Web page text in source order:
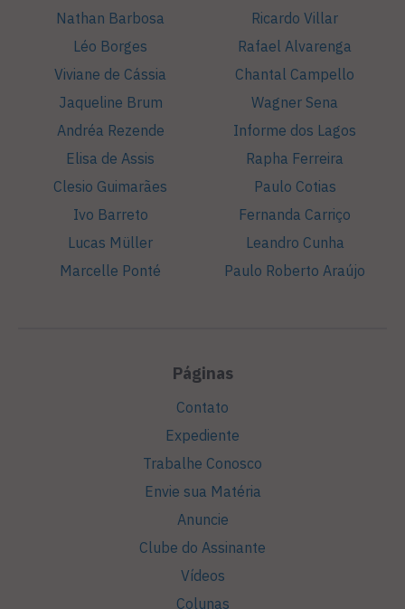
Nathan Barbosa
Léo Borges
Viviane de Cássia
Jaqueline Brum
Andréa Rezende
Elisa de Assis
Clesio Guimarães
Ivo Barreto
Lucas Müller
Marcelle Ponté
Ricardo Villar
Rafael Alvarenga
Chantal Campello
Wagner Sena
Informe dos Lagos
Rapha Ferreira
Paulo Cotias
Fernanda Carriço
Leandro Cunha
Paulo Roberto Araújo
Páginas
Contato
Expediente
Trabalhe Conosco
Envie sua Matéria
Anuncie
Clube do Assinante
Vídeos
Colunas